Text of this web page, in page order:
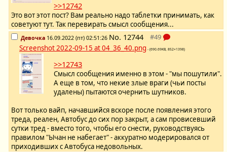
>>12742
Это вот этот пост? Вам реально надо таблетки принимать, как
советуют тут. Так перевирать смысл сообщения...
Девочка 16.09.2022 (пт) 02:51:26 No. 12744
Screenshot 2022-09-15 at 04_36_40.png - (690.69KB, 852×1398)
>>12743
Смысл сообщения именно в этом - "мы пошутили".
А еще в том, что некие злые враги (чьи посты
удалены) пытаются очернить шутников.
Вот только вайп, начавшийся вскоре после появления этого
треда, реален, Автобус до сих пор закрыт, а сам провисевший
сутки тред - вместо того, чтобы его снести, руководствуясь
правилом "Ычан не набегает" - аккуратно модерировался от
приходивших с Автобуса недовольных.